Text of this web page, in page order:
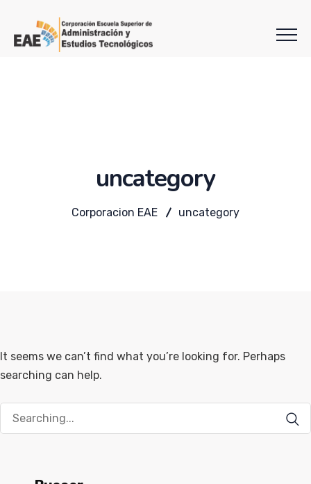
uncategory
Corporacion EAE uncategory
It seems we can’t find what you’re looking for. Perhaps
searching can help.
Buscar